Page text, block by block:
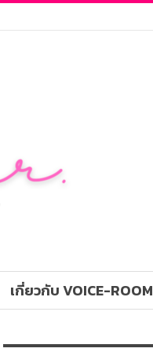
เกี่ยวกับ VOICE-ROOM